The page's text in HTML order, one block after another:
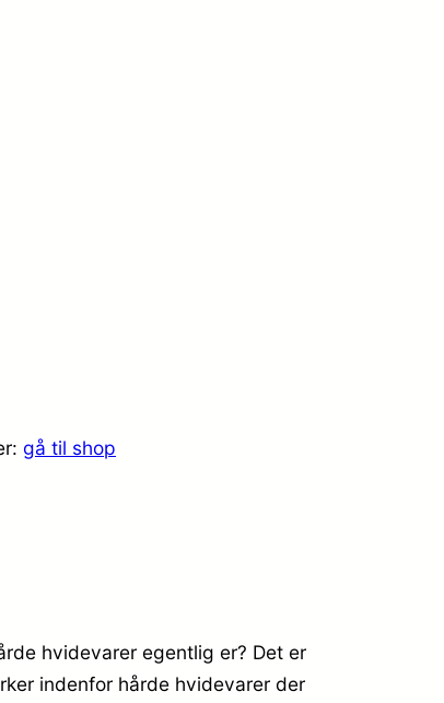
gå til shop
hvidevarer egentlig er? Det er
indenfor hårde hvidevarer der